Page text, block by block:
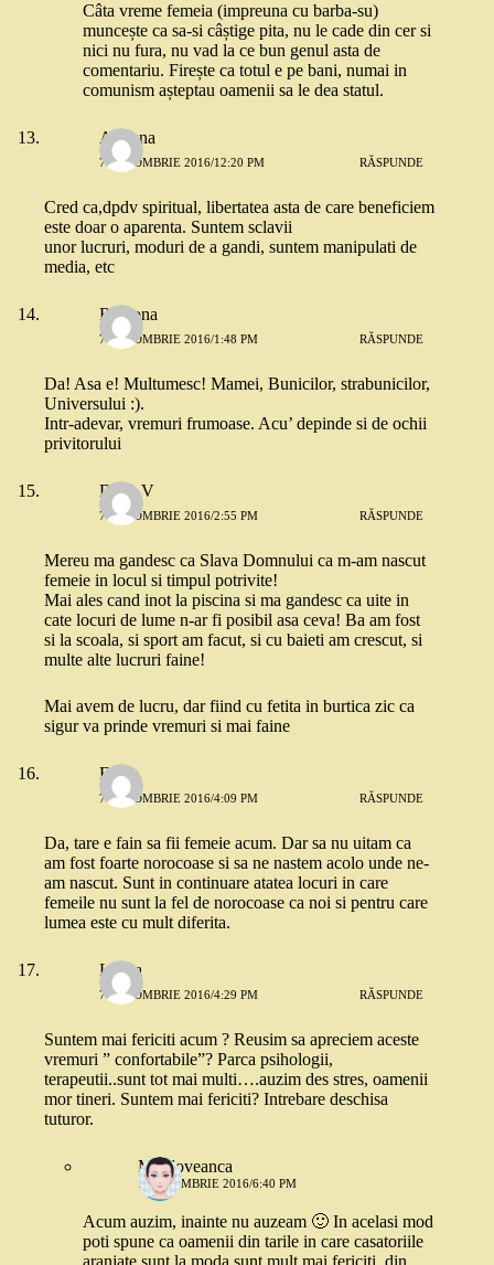
Câta vreme femeia (impreuna cu barba-su)
muncește ca sa-si câștige pita, nu le cade din cer si
nici nu fura, nu vad la ce bun genul asta de
comentariu. Firește ca totul e pe bani, numai in
comunism așteptau oamenii sa le dea statul.
Adriana
7 OCTOMBRIE 2016/12:20 PM RĂSPUNDE
Cred ca,dpdv spiritual, libertatea asta de care beneficiem
este doar o aparenta. Suntem sclavii
unor lucruri, moduri de a gandi, suntem manipulati de
media, etc
Ramona
7 OCTOMBRIE 2016/1:48 PM RĂSPUNDE
Da! Asa e! Multumesc! Mamei, Bunicilor, strabunicilor,
Universului :).
Intr-adevar, vremuri frumoase. Acu’ depinde si de ochii
privitorului
Dana V
7 OCTOMBRIE 2016/2:55 PM RĂSPUNDE
Mereu ma gandesc ca Slava Domnului ca m-am nascut
femeie in locul si timpul potrivite!
Mai ales cand inot la piscina si ma gandesc ca uite in
cate locuri de lume n-ar fi posibil asa ceva! Ba am fost
si la scoala, si sport am facut, si cu baieti am crescut, si
multe alte lucruri faine!
Mai avem de lucru, dar fiind cu fetita in burtica zic ca
sigur va prinde vremuri si mai faine
Elena
7 OCTOMBRIE 2016/4:09 PM RĂSPUNDE
Da, tare e fain sa fii femeie acum. Dar sa nu uitam ca
am fost foarte norocoase si sa ne nastem acolo unde ne-
am nascut. Sunt in continuare atatea locuri in care
femeile nu sunt la fel de norocoase ca noi si pentru care
lumea este cu mult diferita.
Larisa
7 OCTOMBRIE 2016/4:29 PM RĂSPUNDE
Suntem mai fericiti acum ? Reusim sa apreciem aceste
vremuri ” confortabile”? Parca psihologii,
terapeutii..sunt tot mai multi….auzim des stres, oamenii
mor tineri. Suntem mai fericiti? Intrebare deschisa
tuturor.
Moldoveanca
7 OCTOMBRIE 2016/6:40 PM
Acum auzim, inainte nu auzeam 🙂 In acelasi mod
poti spune ca oamenii din tarile in care casatoriile